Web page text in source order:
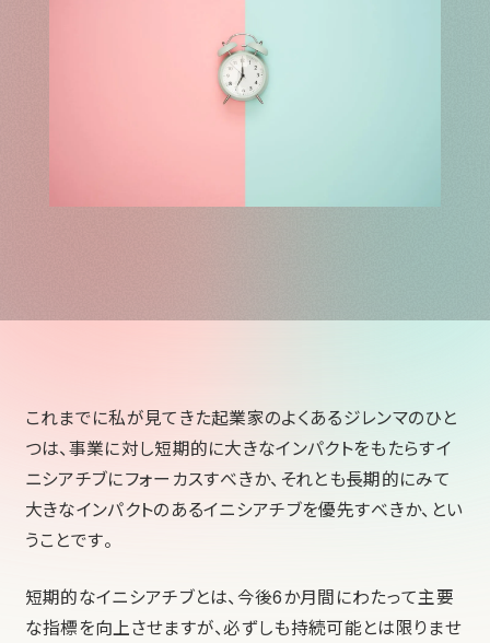
これまでに私が見てきた起業家のよくあるジレンマのひと
つは、事業に対し短期的に大きなインパクトをもたらすイ
ニシアチブにフォーカスすべきか、それとも長期的にみて
大きなインパクトのあるイニシアチブを優先すべきか、とい
うことです。
短期的なイニシアチブとは、今後6か月間にわたって主要
な指標を向上させますが、必ずしも持続可能とは限りませ